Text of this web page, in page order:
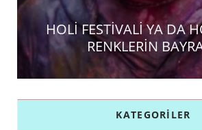
HOLİ FESTİVALİ YA DA
RENKLERİN
KATEGORILER